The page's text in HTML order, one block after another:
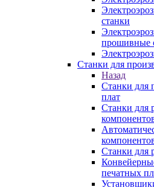
станки
прошивные
Станки для
Назад
Станки для
плат
Станки для
Станки для
печатных